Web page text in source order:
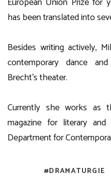
has been translated into
Besides writing actively,
contemporary dance
Brecht’s theater.
Currently she works as
magazine for literary
Department for
DRAMATURGIE